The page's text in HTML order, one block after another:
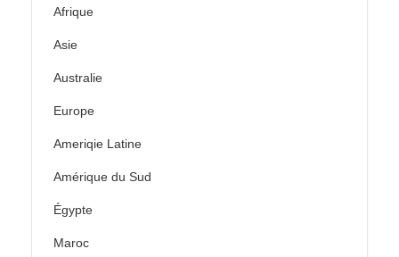
Afrique
Asie
Australie
Europe
Ameriqie Latine
Amérique du Sud
Égypte
Maroc